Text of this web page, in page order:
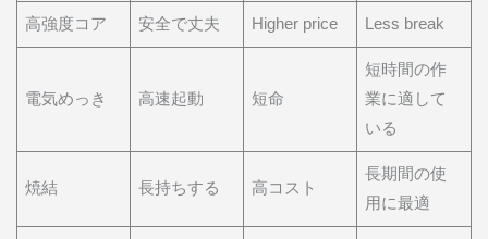
高強度コア 安全で丈夫 Higher price Less break
電気めっき 高速起動 短命
短時間の作
業に適して
いる
焼結 長持ちする 高コスト
長期間の使
用に最適